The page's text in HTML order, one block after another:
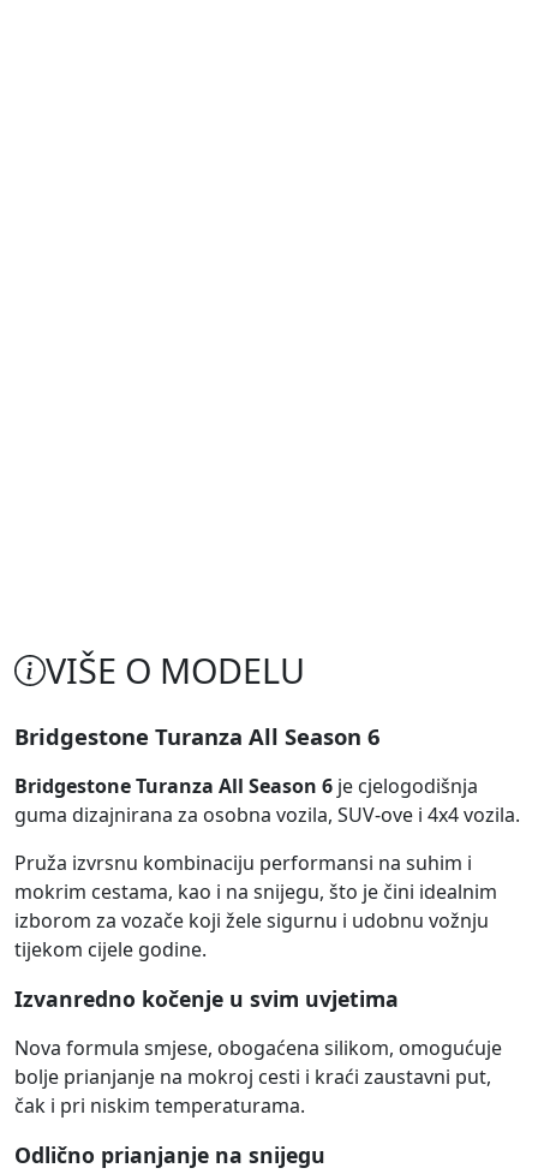
VIŠE O MODELU
Bridgestone Turanza All Season 6
Bridgestone Turanza All Season 6 je cjelogodišnja
guma dizajnirana za osobna vozila, SUV-ove i 4x4 vozila.
Pruža izvrsnu kombinaciju performansi na suhim i
mokrim cestama, kao i na snijegu, što je čini idealnim
izborom za vozače koji žele sigurnu i udobnu vožnju
tijekom cijele godine.
Izvanredno kočenje u svim uvjetima
Nova formula smjese, obogaćena silikom, omogućuje
bolje prianjanje na mokroj cesti i kraći zaustavni put,
čak i pri niskim temperaturama.
Odlično prianjanje na snijegu